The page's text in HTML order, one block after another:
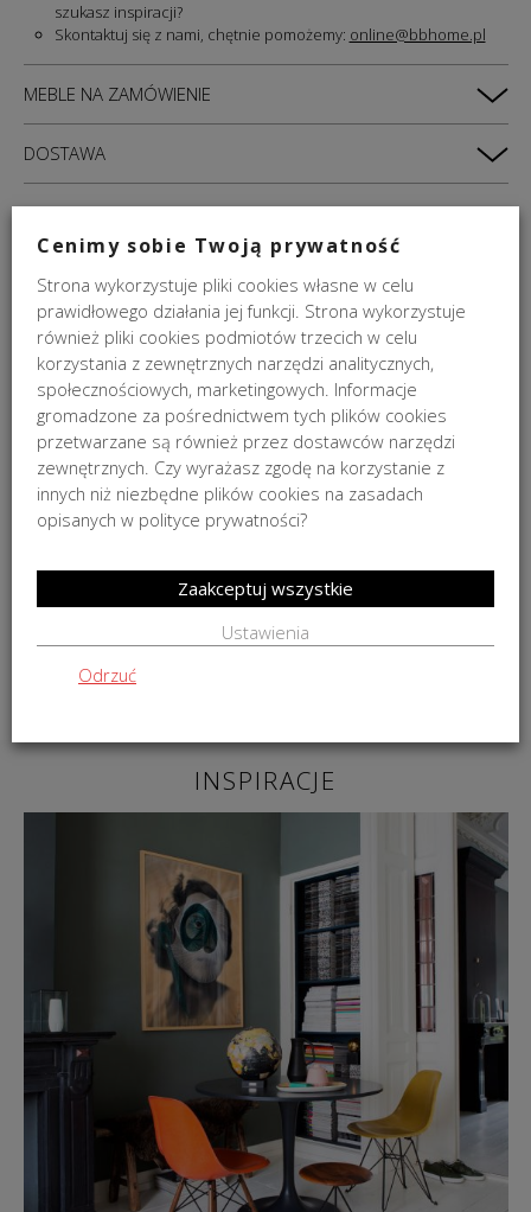
szukasz inspiracji?
Skontaktuj się z nami, chętnie pomożemy: online@bbhome.pl
MEBLE NA ZAMÓWIENIE
DOSTAWA
ZWROTY
PODOBNE PRODUKTY
Stolik kawowy Amaral Rosanero 85x85x27cm
6 499,00zł
INSPIRACJE
Cenimy sobie Twoją prywatność
Strona wykorzystuje pliki cookies własne w celu
prawidłowego działania jej funkcji. Strona wykorzystuje
również pliki cookies podmiotów trzecich w celu
korzystania z zewnętrznych narzędzi analitycznych,
społecznościowych, marketingowych. Informacje
gromadzone za pośrednictwem tych plików cookies
przetwarzane są również przez dostawców narzędzi
zewnętrznych. Czy wyrażasz zgodę na korzystanie z
innych niż niezbędne plików cookies na zasadach
opisanych w polityce prywatności?
Ustawienia
Odrzuć
Zaakceptuj wszystkie